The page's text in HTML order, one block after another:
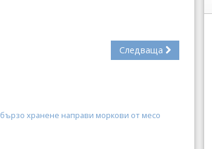
Следваща
хранене направи моркови от месо